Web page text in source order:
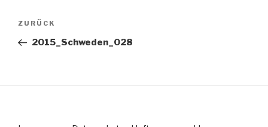
Beitragsnavigation
Vorheriger
Beitrag
ZURÜCK
2015_Schweden_028